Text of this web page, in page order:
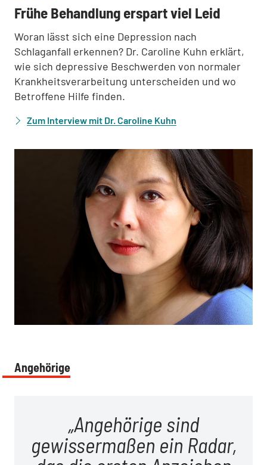
Frühe Behandlung erspart viel Leid
Woran lässt sich eine Depression nach
Schlaganfall erkennen? Dr. Caroline Kuhn erklärt,
wie sich depressive Beschwerden von normaler
Krankheitsverarbeitung unterscheiden und wo
Betroffene Hilfe finden.
Zum Interview mit Dr. Caroline Kuhn
Angehörige
Angehörige sind
gewissermaßen ein Radar,